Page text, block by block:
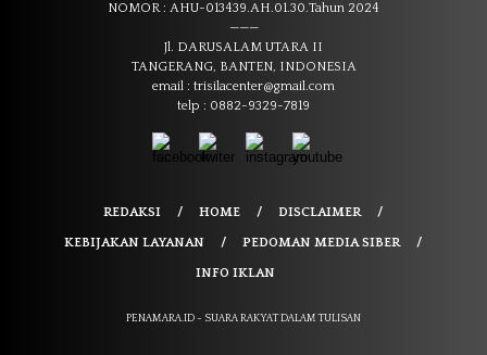
NOMOR : AHU-013439.AH.01.30.Tahun 2024
———
Jl. DARUSALAM UTARA II
TANGERANG, BANTEN, INDONESIA
email : trisilacenter@gmail.com
telp : 0882-9329-7819
REDAKSI HOME DISCLAIMER
KEBIJAKAN LAYANAN PEDOMAN MEDIA SIBER
INFO IKLAN
PENAMARA.ID - SUARA RAKYAT DALAM TULISAN